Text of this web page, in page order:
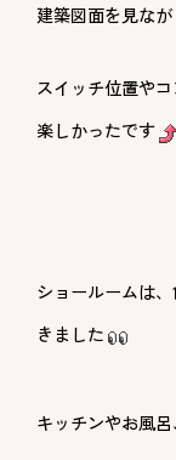
建築図面を見な
スイッチ位置や
楽しかったです
ショールームは
きました
キッチンやお風